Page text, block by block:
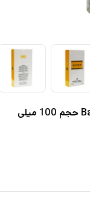
ادو پرفیوم مردانه وودی سنس مدل Bad Boy حجم 100 میلی